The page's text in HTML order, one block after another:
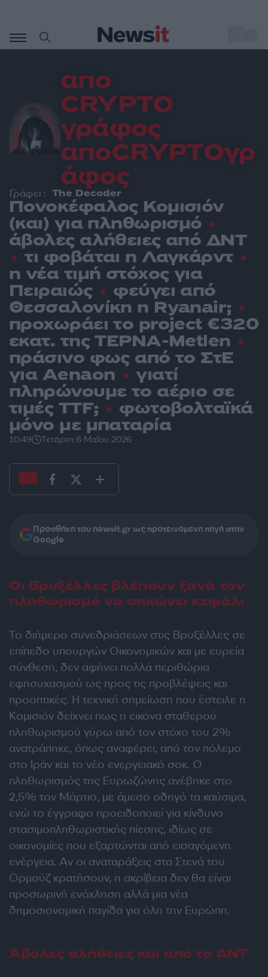
περιεχόμενο
απο
CRYPTO
γράφος
αποCRYPTOγρ
άφος
Γράφει : The Decoder
Πονοκέφαλος Κομισιόν
(και) για πληθωρισμό
άβολες αλήθειες από ΔΝΤ
τι φοβάται η Λαγκάρντ
η νέα τιμή στόχος για
Πειραιώς φεύγει από
Θεσσαλονίκη η Ryanair;
προχωράει το project €320
εκατ. της ΤΕΡΝΑ-Metlen
πράσινο φως από το ΣτΕ
για Aenaon γιατί
πληρώνουμε το αέριο σε
τιμές TTF; φωτοβολταϊκά
μόνο με μπαταρία
10:49 Τετάρτη 6 Μαΐου 2026
Προσθήκη του newsit.gr ως προτεινόμενη πηγή στην
Google
Οι Βρυξέλλες βλέπουν ξανά τον
πληθωρισμό να σηκώνει κεφάλι
Το διήμερο συνεδριάσεων στις Βρυξέλλες σε
επίπεδο υπουργών Οικονομικών και με ευρεία
σύνθεση, δεν αφήνει πολλά περιθώρια
εφησυχασμού ως προς τις προβλέψεις και
προοπτικές. Η τεχνική σημείωση που έστειλε η
Κομισιόν δείχνει πως η εικόνα σταθερού
πληθωρισμού γύρω από τον στόχο του 2%
ανατράπηκε, όπως αναφέρει, από τον πόλεμο
στο Ιράν και το νέο ενεργειακό σοκ. Ο
πληθωρισμός της Ευρωζώνης ανέβηκε στο
2,5% τον Μάρτιο, με άμεσο οδηγό τα καύσιμα,
ενώ το έγγραφο προειδοποιεί για κίνδυνο
στασιμοπληθωριστικής πίεσης, ιδίως σε
οικονομίες που εξαρτώνται από εισαγόμενη
ενέργεια. Αν οι αναταράξεις στα Στενά του
Ορμούζ κρατήσουν, η ακρίβεια δεν θα είναι
προσωρινή ενόχληση αλλά μια νέα
δημοσιονομική παγίδα για όλη την Ευρώπη.
Άβολες αλήθειες και από το ΔΝΤ